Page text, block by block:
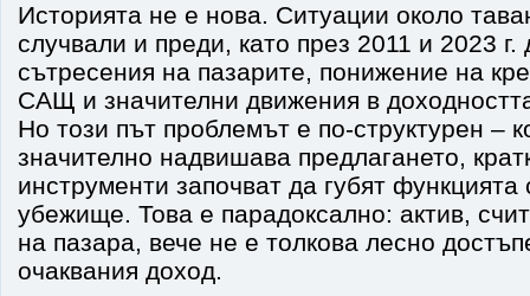
Историята не е нова. Ситуации около
случвали и преди, като през 2011 и 2023 г.
сътресения на пазарите, понижение на
САЩ и значителни движения в
Но този път проблемът е по-структурен –
значително надвишава предлагането,
инструменти започват да губят функцията
убежище. Това е парадоксално: актив,
на пазара, вече не е толкова лесно
очаквания доход.